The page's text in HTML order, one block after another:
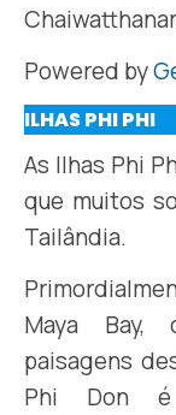
Powered by
ILHAS PHI PHI
As Ilhas Phi
que muitos
Tailândia.
Maya Bay,
paisagens
Phi Don